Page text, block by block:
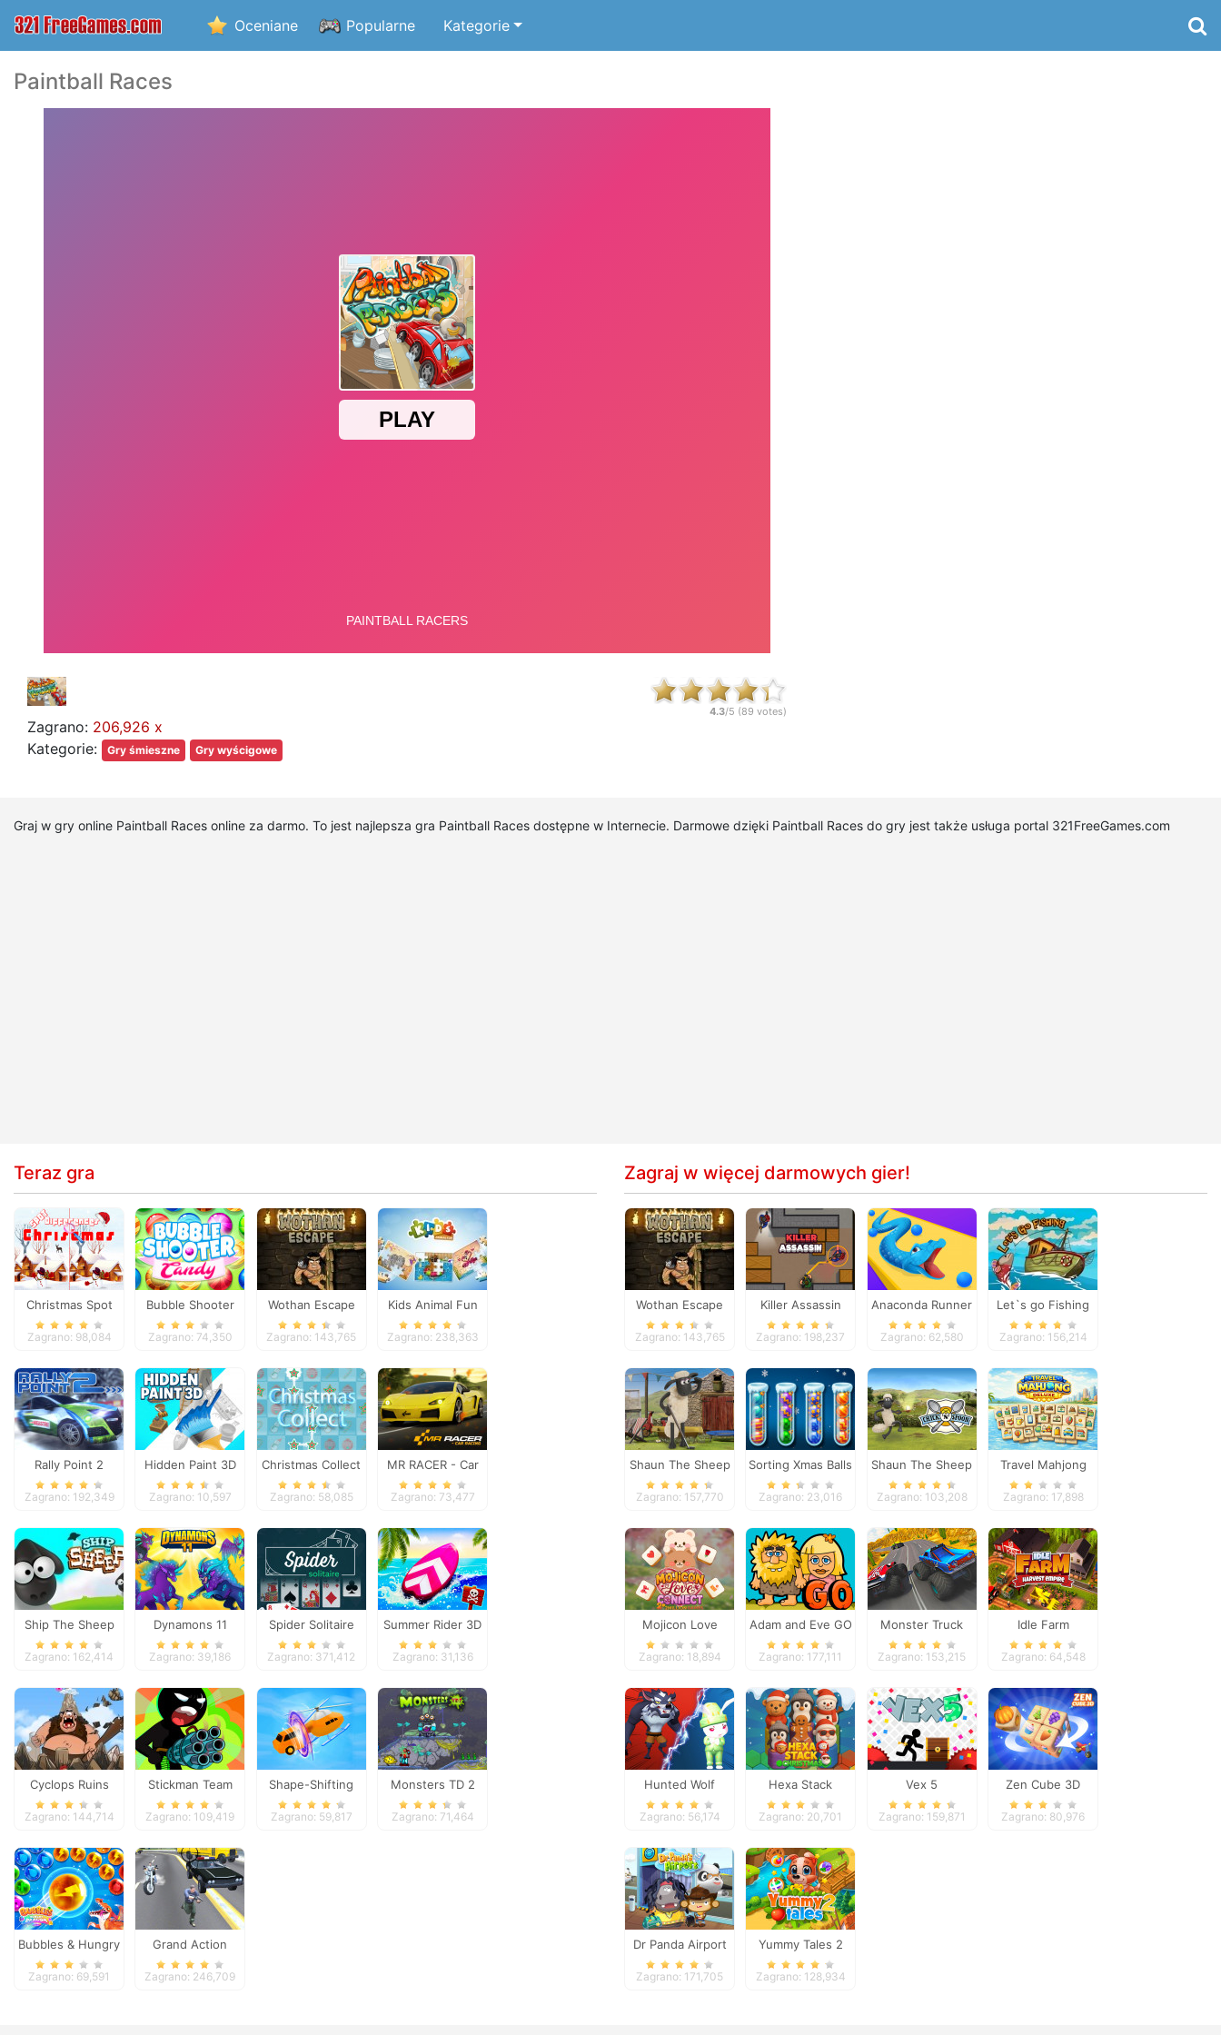
Oceniane Popularne Kategorie
Paintball Races
Zagrano: 206,926 x
Kategorie:
Gry śmieszne Gry wyścigowe
4.3/5 (89 votes)
Graj w gry online Paintball Races online za darmo. To jest najlepsza gra Paintball Races dostępne w Internecie. Darmowe dzięki Paintball Races do gry jest także usługa portal 321FreeGames.com
Teraz gra
Christmas Spot
Differences
Zagrano: 98,084
Bubble Shooter
Candy
Zagrano: 74,350
Wothan Escape
Zagrano: 143,765
Kids Animal Fun
Zagrano: 238,363
Rally Point 2
Zagrano: 192,349
Hidden Paint 3D
Zagrano: 10,597
Christmas Collect
Zagrano: 58,085
MR RACER - Car
Racing
Zagrano: 73,477
Ship The Sheep
Zagrano: 162,414
Dynamons 11
Zagrano: 39,186
Spider Solitaire
Zagrano: 371,412
Summer Rider 3D
Zagrano: 31,136
Cyclops Ruins
Zagrano: 144,714
Stickman Team
Force 2
Zagrano: 109,419
Shape-Shifting
Zagrano: 59,817
Monsters TD 2
Zagrano: 71,464
Bubbles & Hungry
Dragon
Zagrano: 69,591
Grand Action
Crime: New York
Zagrano: 246,709
Zagraj w więcej darmowych gier!
Wothan Escape
Zagrano: 143,765
Killer Assassin
Zagrano: 198,237
Anaconda Runner
Zagrano: 62,580
Let`s go Fishing
Zagrano: 156,214
Shaun The Sheep
Baahmy Golf
Zagrano: 157,770
Sorting Xmas Balls
Zagrano: 23,016
Shaun The Sheep
Chick n Spoon
Zagrano: 103,208
Travel Mahjong
Deluxe
Zagrano: 17,898
Mojicon Love
Connect
Zagrano: 18,894
Adam and Eve GO
Zagrano: 177,111
Monster Truck
Extreme Racing
Zagrano: 153,215
Idle Farm
Zagrano: 64,548
Hunted Wolf
Defense Game
Zagrano: 56,174
Hexa Stack
Christmas
Zagrano: 20,701
Vex 5
Zagrano: 159,871
Zen Cube 3D
Zagrano: 80,976
Dr Panda Airport
Zagrano: 171,705
Yummy Tales 2
Zagrano: 128,934